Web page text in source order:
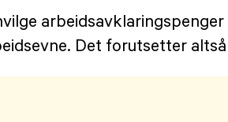
Det forutsetter